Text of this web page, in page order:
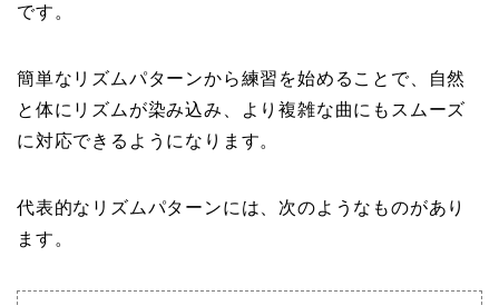
です。
簡単なリズムパターンから練習を始めることで、自然
と体にリズムが染み込み、より複雑な曲にもスムーズ
に対応できるようになります。
代表的なリズムパターンには、次のようなものがあり
ます。